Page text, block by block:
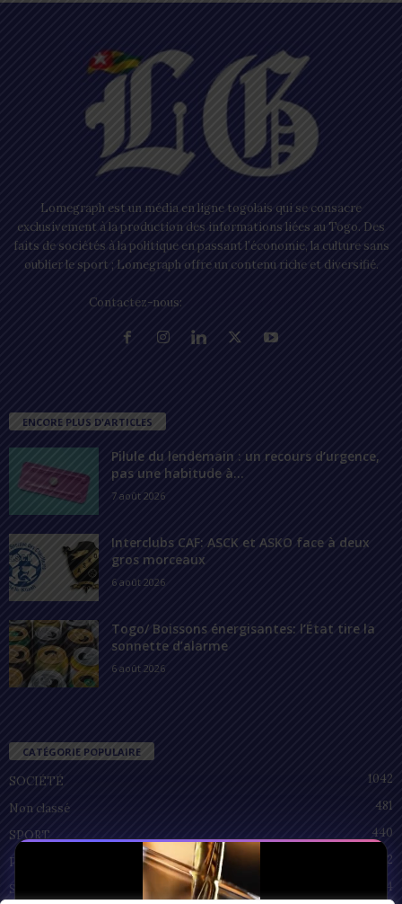
Lomegraph est un média en ligne togolais qui se consacre
exclusivement à la production des informations liées au Togo. Des
faits de sociétés à la politique en passant l’économie, la culture sans
oublier le sport ; Lomegraph offre un contenu riche et diversifié.
Contactez-nous:
ENCORE PLUS D'ARTICLES
Pilule du lendemain : un recours d’urgence,
pas une habitude à...
7 août 2026
Interclubs CAF: ASCK et ASKO face à deux
gros morceaux
6 août 2026
Togo/ Boissons énergisantes: l’État tire la
sonnette d’alarme
6 août 2026
CATÉGORIE POPULAIRE
SOCIÉTÉ
1042
Non classé
481
SPORT
440
POLITIQUE
212
SANTÉ
94